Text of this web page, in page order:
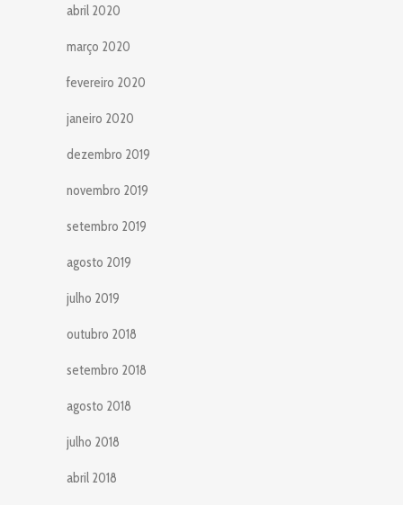
abril 2020
março 2020
fevereiro 2020
janeiro 2020
dezembro 2019
novembro 2019
setembro 2019
agosto 2019
julho 2019
outubro 2018
setembro 2018
agosto 2018
julho 2018
abril 2018